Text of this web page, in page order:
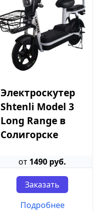
Электроскутер
Shtenli Model 3
Long Range в
Солигорске
от 1490 руб.
Заказать
Подробнее